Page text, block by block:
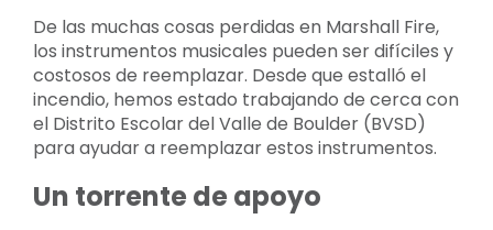
De las muchas cosas perdidas en Marshall Fire,
los instrumentos musicales pueden ser difíciles y
costosos de reemplazar. Desde que estalló el
incendio, hemos estado trabajando de cerca con
el Distrito Escolar del Valle de Boulder (BVSD)
para ayudar a reemplazar estos instrumentos.
Un torrente de apoyo